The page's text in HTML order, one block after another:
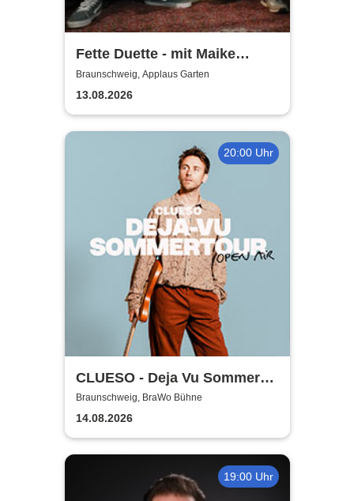
Fette Duette - mit Maike
Jacobs & Markus Schultze
Braunschweig, Applaus Garten
13.08.2026
20:00 Uhr
CLUESO - Deja Vu Sommer
Open Air
Braunschweig, BraWo Bühne
14.08.2026
19:00 Uhr